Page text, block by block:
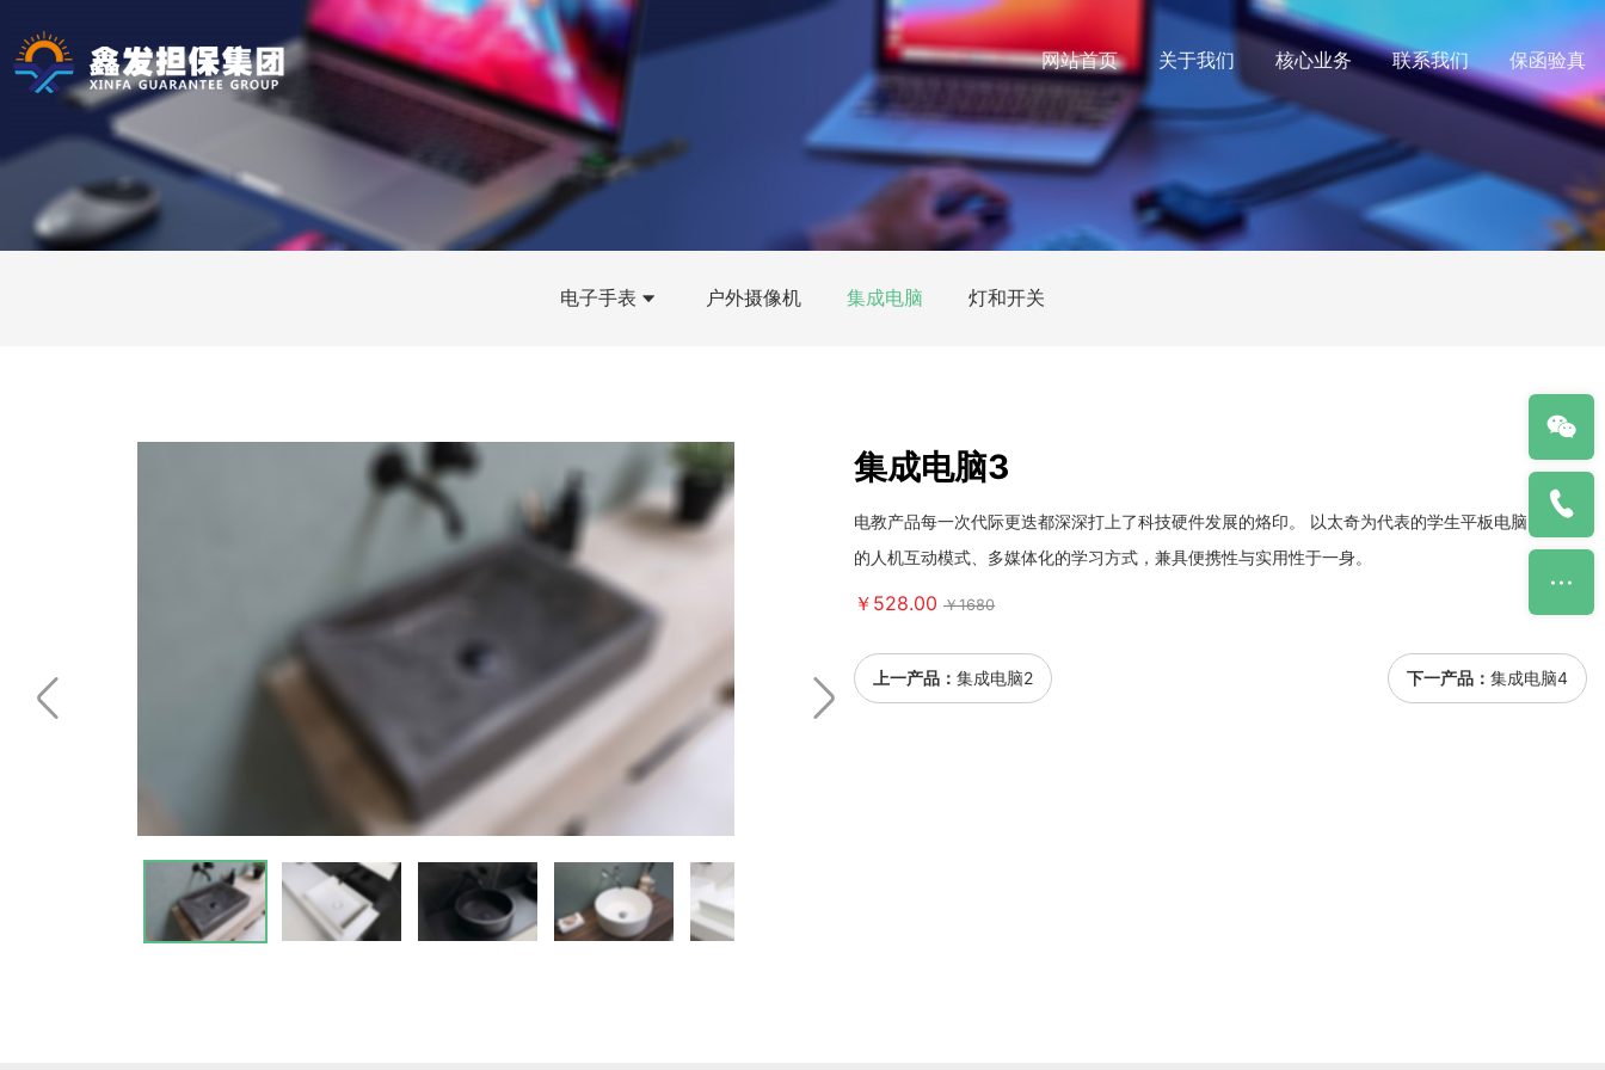
网站首页 关于我们 核心业务 联系我们 保函验真
电子手表 户外摄像机 集成电脑 灯和开关
集成电脑3
电教产品每一次代际更迭都深深打上了科技硬件发展的烙印。 以太奇为代表的学生平板电脑以强大
的人机互动模式、多媒体化的学习方式，兼具便携性与实用性于一身。
￥528.00 ￥1680
上一产品： 集成电脑2 下一产品： 集成电脑4